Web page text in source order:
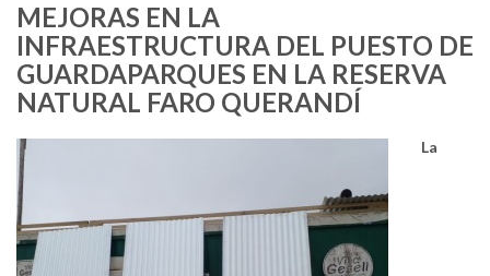
MEJORAS EN LA
INFRAESTRUCTURA DEL PUESTO DE
GUARDAPARQUES EN LA RESERVA
NATURAL FARO QUERANDÍ
La